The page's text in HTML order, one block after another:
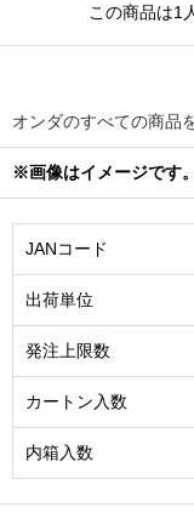
この商品は1
オンダのすべての商品
※画像はイメージです。
JANコード
出荷単位
発注上限数
カートン入数
内箱入数